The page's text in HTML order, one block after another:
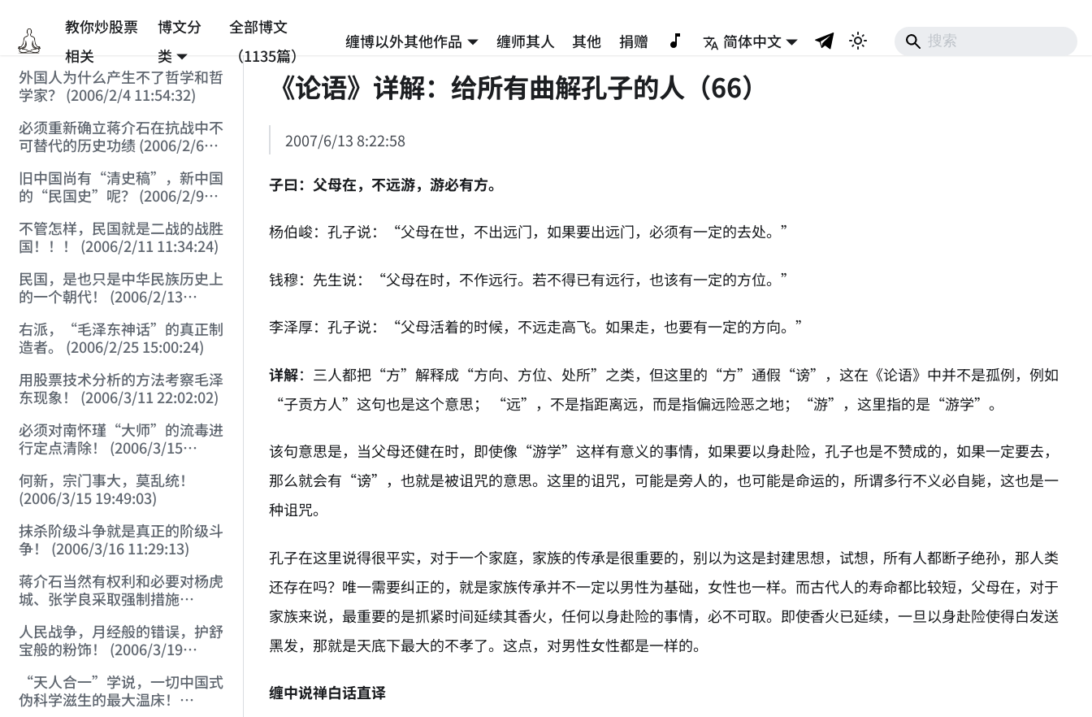
教你炒股票
相关
博文分
类
全部博文
（1135篇）
缠博以外其他作品 缠师其人 其他 捐赠
简体中文
外国人为什么产生不了哲学和哲
学家？ (2006/2/4 11:54:32)
必须重新确立蒋介石在抗战中不
可替代的历史功绩 (2006/2/6
旧中国尚有“清史稿”，新中国
的“民国史”呢？ (2006/2/9
不管怎样，民国就是二战的战胜
国！！！ (2006/2/11 11:34:24)
民国，是也只是中华民族历史上
的一个朝代！ (2006/2/13
右派，“毛泽东神话”的真正制
造者。 (2006/2/25 15:00:24)
用股票技术分析的方法考察毛泽
东现象！ (2006/3/11 22:02:02)
必须对南怀瑾“大师”的流毒进
行定点清除！ (2006/3/15
何新，宗门事大，莫乱统！
(2006/3/15 19:49:03)
抹杀阶级斗争就是真正的阶级斗
争！ (2006/3/16 11:29:13)
蒋介石当然有权利和必要对杨虎
城、张学良采取强制措施
人民战争，月经般的错误，护舒
宝般的粉饰！ (2006/3/19
“天人合一”学说，一切中国式
伪科学滋生的最大温床！
《论语》详解：给所有曲解孔子的人（66）
2007/6/13 8:22:58
子曰：父母在，不远游，游必有方。
杨伯峻：孔子说：“父母在世，不出远门，如果要出远门，必须有一定的去处。”
钱穆：先生说：“父母在时，不作远行。若不得已有远行，也该有一定的方位。”
李泽厚：孔子说：“父母活着的时候，不远走高飞。如果走，也要有一定的方向。”
详解：三人都把“方”解释成“方向、方位、处所”之类，但这里的“方”通假“谤”，这在《论语》中并不是孤例，例如
“子贡方人”这句也是这个意思； “远”，不是指距离远，而是指偏远险恶之地；“游”，这里指的是“游学”。
该句意思是，当父母还健在时，即使像“游学”这样有意义的事情，如果要以身赴险，孔子也是不赞成的，如果一定要去，
那么就会有“谤”，也就是被诅咒的意思。这里的诅咒，可能是旁人的，也可能是命运的，所谓多行不义必自毙，这也是一
种诅咒。
孔子在这里说得很平实，对于一个家庭，家族的传承是很重要的，别以为这是封建思想，试想，所有人都断子绝孙，那人类
还存在吗？唯一需要纠正的，就是家族传承并不一定以男性为基础，女性也一样。而古代人的寿命都比较短，父母在，对于
家族来说，最重要的是抓紧时间延续其香火，任何以身赴险的事情，必不可取。即使香火已延续，一旦以身赴险使得白发送
黑发，那就是天底下最大的不孝了。这点，对男性女性都是一样的。
缠中说禅白话直译